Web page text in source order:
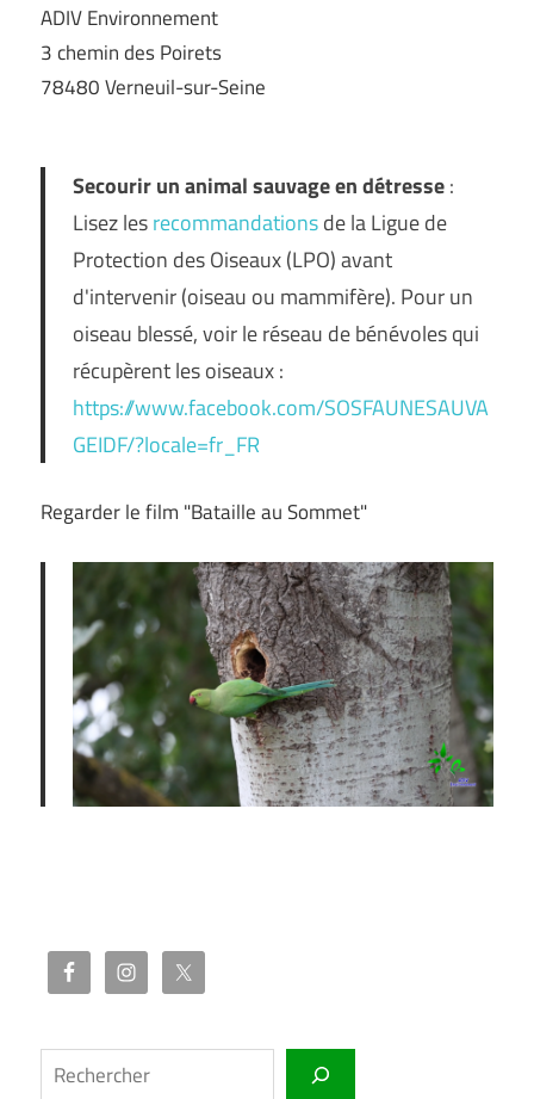
ADIV Environnement
3 chemin des Poirets
78480 Verneuil-sur-Seine
Secourir un animal sauvage en détresse:
Lisez lesrecommandationsde la Ligue de
Protection des Oiseaux (LPO) avant
d'intervenir (oiseau ou mammifère). Pour un
oiseau blessé, voir le réseau de bénévoles qui
récupèrent les oiseaux :
https://www.facebook.com/SOSFAUNESAUVA
GEIDF/?locale=fr_FR
Regarder le film "Bataille au Sommet"
Rechercher